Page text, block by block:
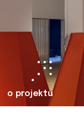
o projektu